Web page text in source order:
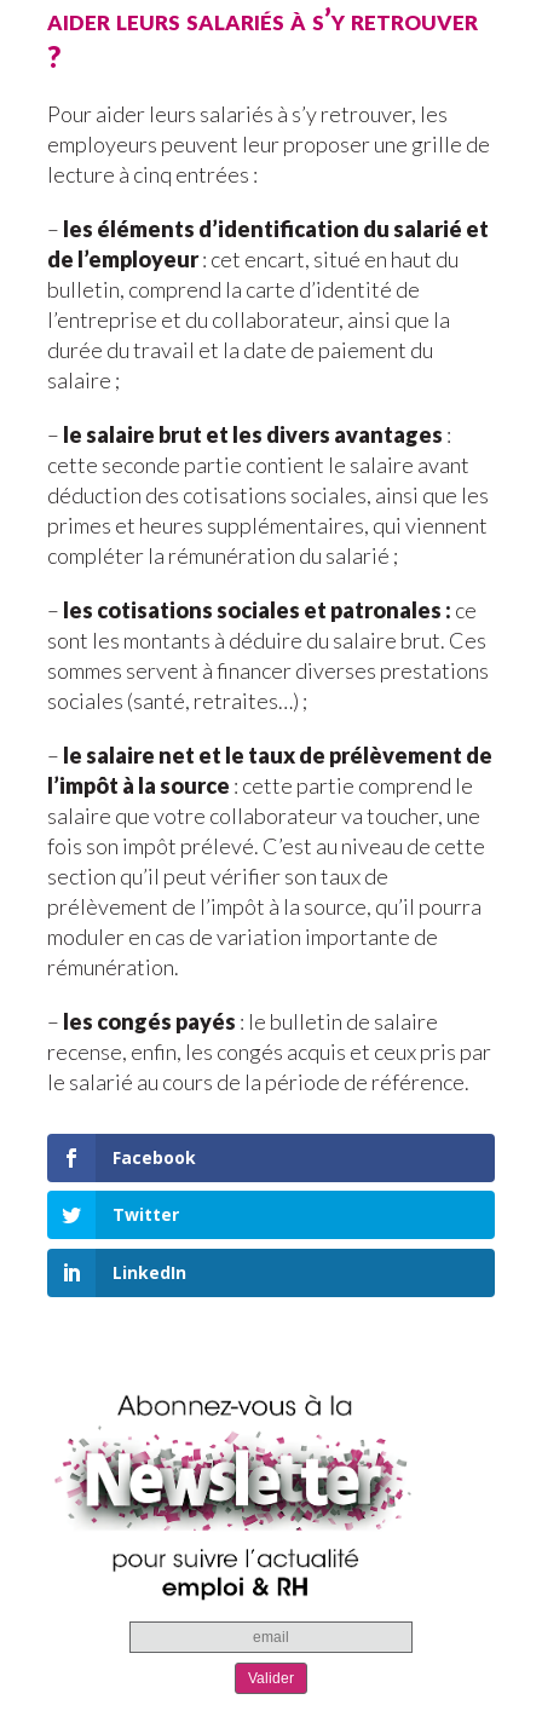
aider leurs salariés à s’y retrouver
?
Pour aider leurs salariés à s’y retrouver, les
employeurs peuvent leur proposer une grille de
lecture à cinq entrées :
– les éléments d’identification du salarié et
de l’employeur: cet encart, situé en haut du
bulletin, comprend la carte d’identité de
l’entreprise et du collaborateur, ainsi que la
durée du travail et la date de paiement du
salaire ;
– le salaire brut et les divers avantages :
cette seconde partie contient le salaire avant
déduction des cotisations sociales, ainsi que les
primes et heures supplémentaires, qui viennent
compléter la rémunération du salarié ;
– les cotisations sociales et patronales : ce
sont les montants à déduire du salaire brut. Ces
sommes servent à financer diverses prestations
sociales (santé, retraites…) ;
– le salaire net et le taux de prélèvement de
l’impôt à la source : cette partie comprend le
salaire que votre collaborateur va toucher, une
fois son impôt prélevé. C’est au niveau de cette
section qu’il peut vérifier son taux de
prélèvement de l’impôt à la source, qu’il pourra
moduler en cas de variation importante de
rémunération.
– les congés payés : le bulletin de salaire
recense, enfin, les congés acquis et ceux pris par
le salarié au cours de la période de référence.
Facebook
Twitter
LinkedIn